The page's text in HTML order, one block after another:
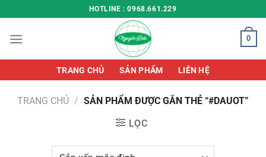
đến
nội
HOTLINE : 0968.661.229
0
TRANG CHỦ SẢN PHẨM LIÊN HỆ
TRANG CHỦ / SẢN PHẨM ĐƯỢC GẮN THẺ “#DAUOT”
LỌC